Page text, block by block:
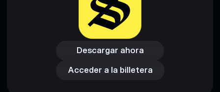
Descargar ahora
Descargar ahora
Acceder a la billetera
Acceder a la billetera